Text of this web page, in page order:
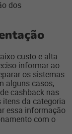
dos
custo e alta
informar ao
os sistemas
alguns casos,
cashback nas
itens da categoria
essa informação
com o